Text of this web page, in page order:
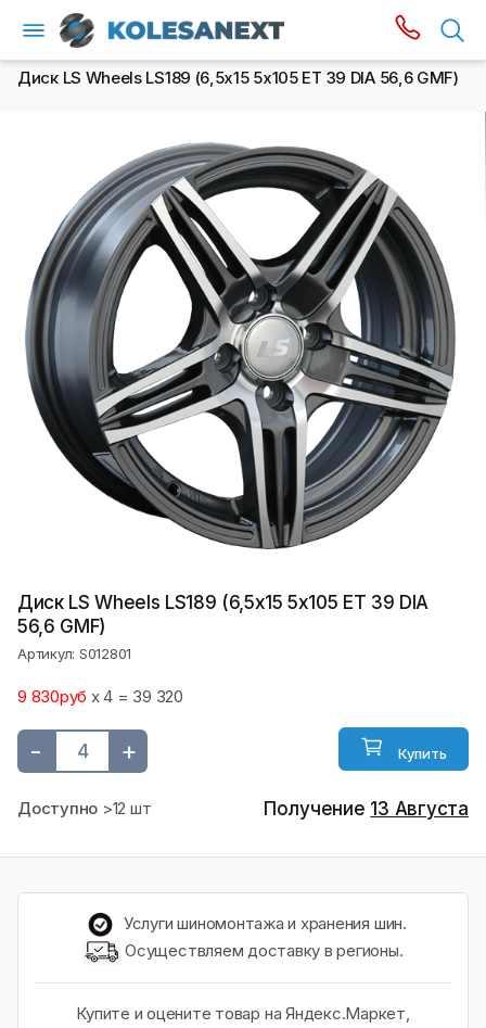
Диск LS Wheels LS189 (6,5х15 5x105 ET 39 DIA 56,6 GMF)
Диск LS Wheels LS189 (6,5х15 5x105 ET 39 DIA
56,6 GMF)
Артикул: S012801
9 830руб x 4 = 39 320
- + Купить
Доступно >12 шт Получение 13 Августа
Услуги шиномонтажа и хранения шин.
Осуществляем доставку в регионы.
Купите и оцените товар на Яндекс.Маркет,